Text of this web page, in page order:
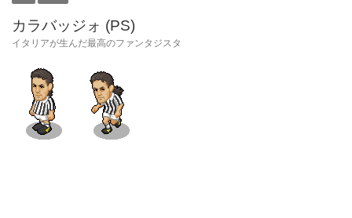
カラバッジォ (PS)
イタリアが生んだ最高のファンタジスタ